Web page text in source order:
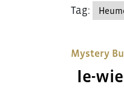
Tag:
Mystery
Ie-